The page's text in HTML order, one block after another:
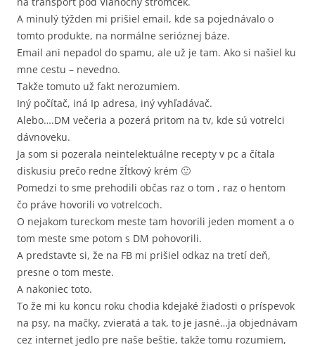
A minulý týžden mi prišiel email, kde sa pojednávalo o
tomto produkte, na normálne serióznej báze.
Email ani nepadol do spamu, ale už je tam. Ako si našiel ku
mne cestu – nevedno.
Takže tomuto už fakt nerozumiem.
Iný počítač, iná Ip adresa, iný vyhľadávač.
Alebo….DM večeria a pozerá pritom na tv, kde sú votrelci
dávnoveku.
Ja som si pozerala neintelektuálne recepty v pc a čítala
diskusiu prečo redne žĺtkový krém 🙂
Pomedzi to sme prehodili občas raz o tom , raz o hentom
čo práve hovorili vo votrelcoch.
O nejakom tureckom meste tam hovorili jeden moment a o
tom meste sme potom s DM pohovorili.
A predstavte si, že na FB mi prišiel odkaz na tretí deň,
presne o tom meste.
A nakoniec toto.
To že mi ku koncu roku chodia kdejaké žiadosti o príspevok
na psy, na mačky, zvieratá a tak, to je jasné…ja objednávam
cez internet jedlo pre naše beštie, takže tomu rozumiem,